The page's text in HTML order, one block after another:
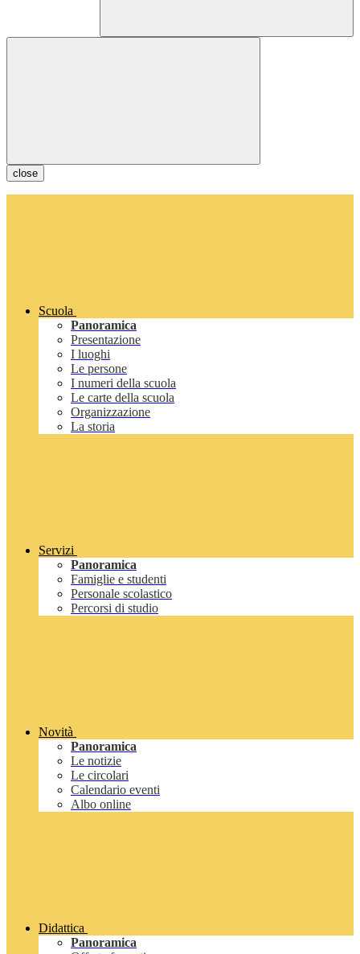
close
Scuola
Panoramica
Presentazione
I luoghi
Le persone
I numeri della scuola
Le carte della scuola
Organizzazione
La storia
Servizi
Panoramica
Famiglie e studenti
Personale scolastico
Percorsi di studio
Novità
Panoramica
Le notizie
Le circolari
Calendario eventi
Albo online
Didattica
Panoramica